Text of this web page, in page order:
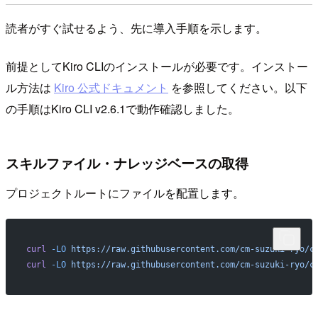
読者がすぐ試せるよう、先に導入手順を示します。
前提としてKiro CLIのインストールが必要です。インストー
ル方法は Kiro 公式ドキュメント を参照してください。以下
の手順はKiro CLI v2.6.1で動作確認しました。
スキルファイル・ナレッジベースの取得
プロジェクトルートにファイルを配置します。
curl -LO https://raw.githubusercontent.com/cm-suzuki-ryo/
curl
-LO https://raw.githubusercontent.com/cm-suzuki-ryo/